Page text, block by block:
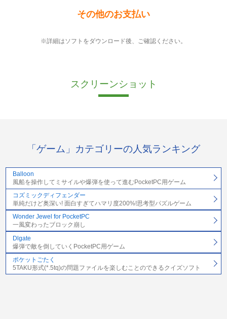
その他のお支払い
※詳細はソフトをダウンロード後、ご確認ください。
スクリーンショット
「ゲーム」カテゴリーの人気ランキング
Balloon
風船を操作してミサイルや爆弾を使って進むPocketPC用ゲーム
コズミックディフェンダー
単純だけど奥深い! 面白すぎてハマリ度200%!思考型パズルゲーム
Wonder Jewel for PocketPC
一風変わったブロック崩し
Dlgate
爆弾で敵を倒していくPocketPC用ゲーム
ポケットごたく
5TAKU形式(*.5tq)の問題ファイルを楽しむことのできるクイズソフト